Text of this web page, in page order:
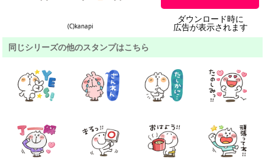
(C)kanapi
ダウンロード時に
広告が表示されます
同じシリーズの他のスタンプはこちら